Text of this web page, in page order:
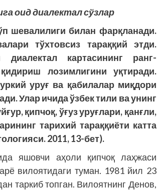
оид диалектал сўзлар
шевалилиги билан фарқланади.
тўхтовсиз тараққий этди.
картасининг ранг-
лозимлигини уқтиради.
уруғ ва қабилалар миқдори
Улар ичида ўзбек тили ва унинг
қипчоқ, ўғуз уруғлари, қанғли,
тарихий тараққиёти катта
2011, 13-бет).
яшовчи аҳоли қипчоқ лаҳжаси
вилоятидаги туман. 1981 йил 23
таркиб топган. Вилоятнинг Денов,